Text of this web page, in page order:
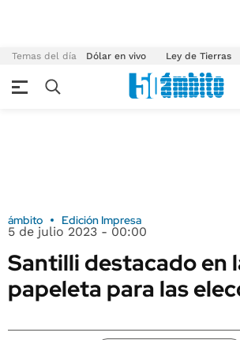
Temas del día Dólar en vivo Ley de Tierras
ámbito Edición Impresa
5 de julio 2023 - 00:00
Santilli destacado en
papeleta para las